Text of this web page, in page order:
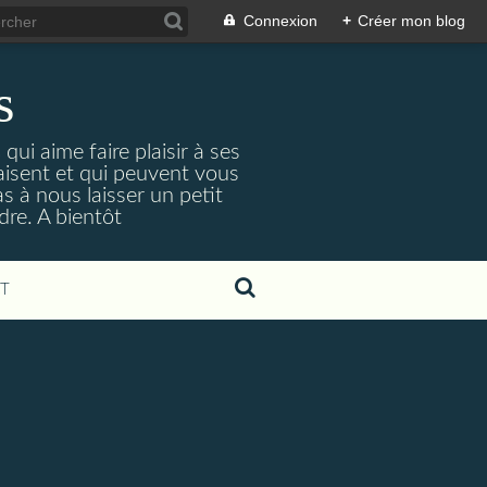
Connexion + Créer mon blog
aime faire plaisir à ses
et qui peuvent vous
à nous laisser un petit
A bientôt